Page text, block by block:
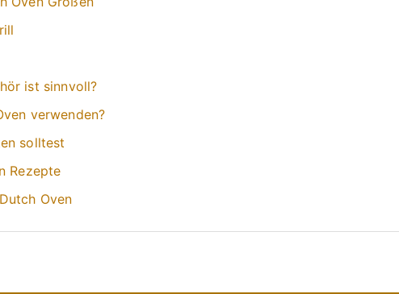
ist sinnvoll?
verwenden?
solltest
Rezepte
Oven